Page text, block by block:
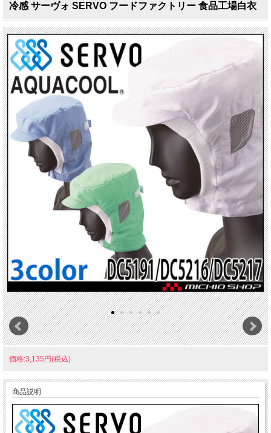
冷感 サーヴォ SERVO フードファクトリー 食品工場白衣
価格:3,135円(税込)
商品説明